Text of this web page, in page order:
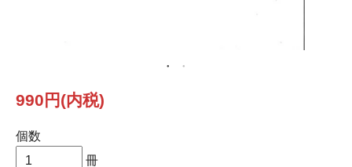
990円(内税)
個数
冊